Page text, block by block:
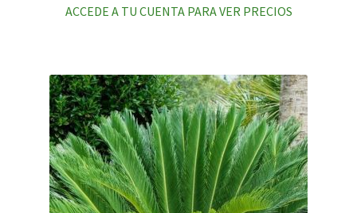
ACCEDE A TU CUENTA PARA VER PRECIOS